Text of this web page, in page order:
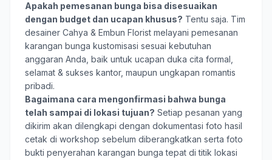
Apakah pemesanan bunga bisa disesuaikan
dengan budget dan ucapan khusus? Tentu saja. Tim
desainer Cahya & Embun Florist melayani pemesanan
karangan bunga kustomisasi sesuai kebutuhan
anggaran Anda, baik untuk ucapan duka cita formal,
selamat & sukses kantor, maupun ungkapan romantis
pribadi.
Bagaimana cara mengonfirmasi bahwa bunga
telah sampai di lokasi tujuan? Setiap pesanan yang
dikirim akan dilengkapi dengan dokumentasi foto hasil
cetak di workshop sebelum diberangkatkan serta foto
bukti penyerahan karangan bunga tepat di titik lokasi